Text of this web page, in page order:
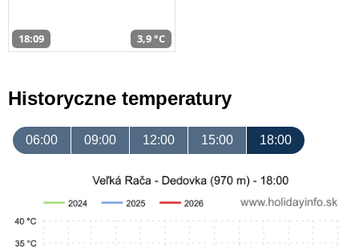
18:09 3,9 °C
Historyczne temperatury
06:00 09:00 12:00 15:00 18:00